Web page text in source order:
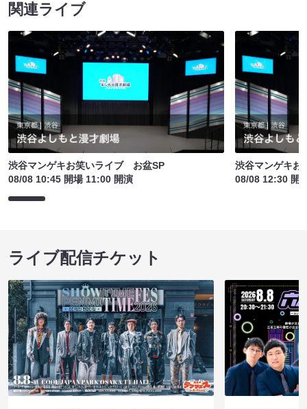
関連ライブ
渋谷マンゲキお笑いライブ お盆SP
08/08 10:45 開場 11:00 開演
渋谷マンゲキ
08/08 12:30 開
ライブ配信チケット